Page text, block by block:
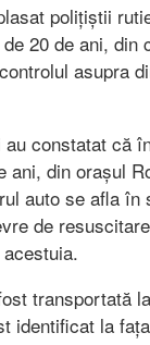
polițiștii
20 de ani, din
asupra
constatat că
ani, din orașul
auto se afla
de
transportată
identificat la